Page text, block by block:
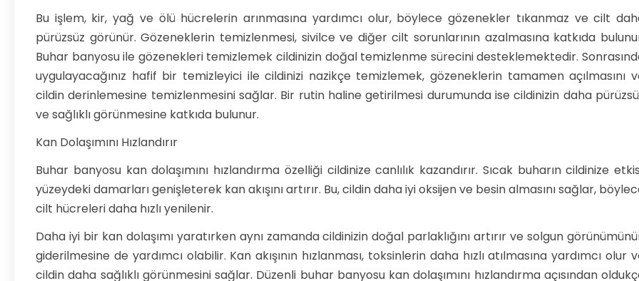
Bu işlem, kir, yağ ve ölü hücrelerin arınmasına yardımcı olur, böylece gözenekler tıkanmaz ve cilt
pürüzsüz görünür. Gözeneklerin temizlenmesi, sivilce ve diğer cilt sorunlarının azalmasına katkıda
Buhar banyosu ile gözenekleri temizlemek cildinizin doğal temizlenme sürecini desteklemektedir.
uygulayacağınız hafif bir temizleyici ile cildinizi nazikçe temizlemek, gözeneklerin tamamen açılmasını
cildin derinlemesine temizlenmesini sağlar. Bir rutin haline getirilmesi durumunda ise cildinizin daha
ve sağlıklı görünmesine katkıda bulunur.
Kan Dolaşımını Hızlandırır
Buhar banyosu kan dolaşımını hızlandırma özelliği cildinize canlılık kazandırır. Sıcak buharın cildinize
yüzeydeki damarları genişleterek kan akışını artırır. Bu, cildin daha iyi oksijen ve besin almasını sağlar,
cilt hücreleri daha hızlı yenilenir.
Daha iyi bir kan dolaşımı yaratırken aynı zamanda cildinizin doğal parlaklığını artırır ve solgun
giderilmesine de yardımcı olabilir. Kan akışının hızlanması, toksinlerin daha hızlı atılmasına yardımcı olur
cildin daha sağlıklı görünmesini sağlar. Düzenli buhar banyosu kan dolaşımını hızlandırma açısından